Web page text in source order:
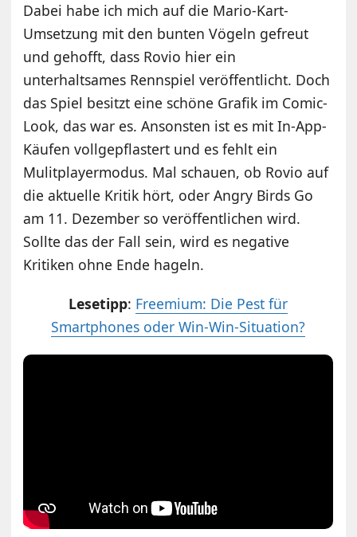
Dabei habe ich mich auf die Mario-Kart-
Umsetzung mit den bunten Vögeln gefreut
und gehofft, dass Rovio hier ein
unterhaltsames Rennspiel veröffentlicht. Doch
das Spiel besitzt eine schöne Grafik im Comic-
Look, das war es. Ansonsten ist es mit In-App-
Käufen vollgepflastert und es fehlt ein
Mulitplayermodus. Mal schauen, ob Rovio auf
die aktuelle Kritik hört, oder Angry Birds Go
am 11. Dezember so veröffentlichen wird.
Sollte das der Fall sein, wird es negative
Kritiken ohne Ende hageln.
Lesetipp: Freemium: Die Pest für
Smartphones oder Win-Win-Situation?